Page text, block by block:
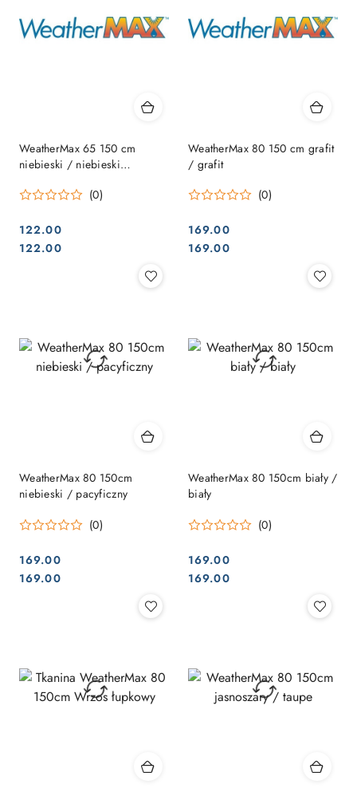
WeatherMax 65 150 cm
niebieski / niebieski
(0)
Cena:
122.00
Cena:
122.00
WeatherMax 80 150 cm grafit
/ grafit
(0)
Cena:
169.00
Cena:
169.00
WeatherMax 80 150cm
niebieski / pacyficzny
(0)
Cena:
169.00
Cena:
169.00
WeatherMax 80 150cm biały /
biały
(0)
Cena:
169.00
Cena:
169.00